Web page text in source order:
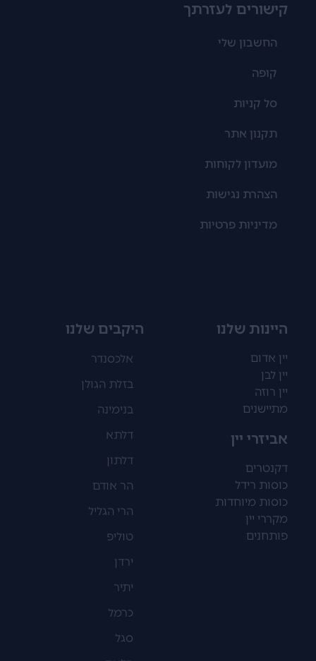
קישורים לעזרתך
החשבון שלי
קופה
סל קניות
תקנון אתר
מועדון לקוחות
הצהרת נגישות
מדיניות פרטיות
היינות שלנו
יין אדום
יין לבן
יין רוזה
מתיישנים
אביזרי יין
דקנטרים
כוסות רידל
כוסות מיוחדות
מקררי יין
פותחנים
היקבים שלנו
אלכסנדר
בזלת הגולן
בנימינה
דלתא
דלתון
הר אודם
הרי הגליל
טוליפ
ירדן
יתיר
כרמל
סגל